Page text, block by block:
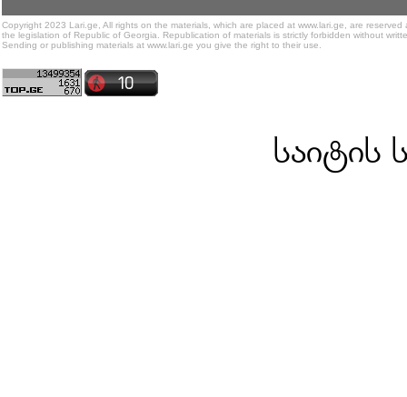
Copyright 2023 Lari.ge, All rights on the materials, which are placed at www.lari.ge, are
the legislation of Republic of Georgia. Republication of materials is strictly forbidden without
Sending or publishing materials at www.lari.ge you give the right to their use.
საიტის